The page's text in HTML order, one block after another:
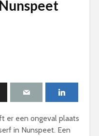
er een ongeval plaats
in Nunspeet. Een